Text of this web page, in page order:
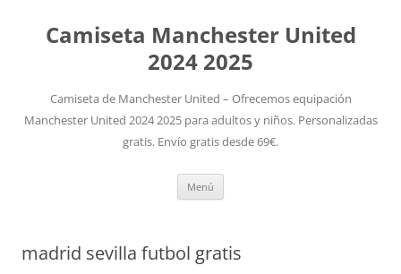
Camiseta Manchester United
2024 2025
Camiseta de Manchester United – Ofrecemos equipación
Manchester United 2024 2025 para adultos y niños. Personalizadas
gratis. Envío gratis desde 69€.
Menú
madrid sevilla futbol gratis